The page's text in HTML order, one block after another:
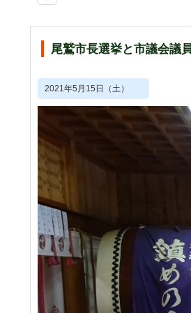
尾鷲市長選挙と市議会議
2021年5月15日（土）